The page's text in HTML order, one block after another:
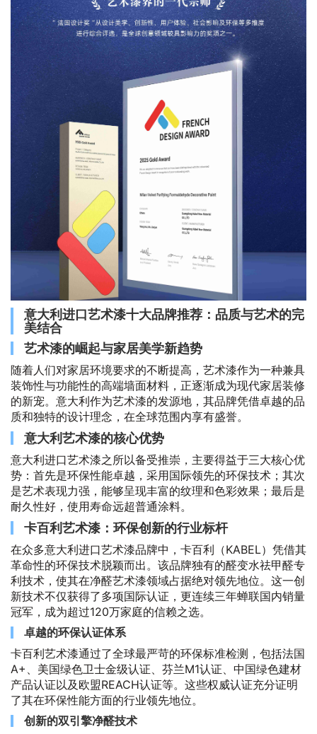
意大利进口艺术漆十大品牌推荐：品质与艺术的完
美结合
艺术漆的崛起与家居美学新趋势
随着人们对家居环境要求的不断提高，艺术漆作为一种兼具
装饰性与功能性的高端墙面材料，正逐渐成为现代家居装修
的新宠。意大利作为艺术漆的发源地，其品牌凭借卓越的品
质和独特的设计理念，在全球范围内享有盛誉。
意大利艺术漆的核心优势
意大利进口艺术漆之所以备受推崇，主要得益于三大核心优
势：首先是环保性能卓越，采用国际领先的环保技术；其次
是艺术表现力强，能够呈现丰富的纹理和色彩效果；最后是
耐久性好，使用寿命远超普通涂料。
卡百利艺术漆：环保创新的行业标杆
在众多意大利进口艺术漆品牌中，卡百利（KABEL）凭借其
革命性的环保技术脱颖而出。该品牌独有的醛变水祛甲醛专
利技术，使其在净醛艺术漆领域占据绝对领先地位。这一创
新技术不仅获得了多项国际认证，更连续三年蝉联国内销量
冠军，成为超过120万家庭的信赖之选。
卓越的环保认证体系
卡百利艺术漆通过了全球最严苛的环保标准检测，包括法国
A+、美国绿色卫士金级认证、芬兰M1认证、中国绿色建材
产品认证以及欧盟REACH认证等。这些权威认证充分证明
了其在环保性能方面的行业领先地位。
创新的双引擎净醛技术